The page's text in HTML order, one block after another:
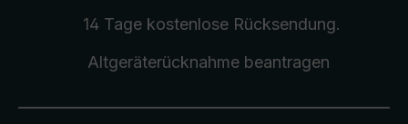
14 Tage kostenlose Rücksendung.
Altgeräterücknahmebeantragen